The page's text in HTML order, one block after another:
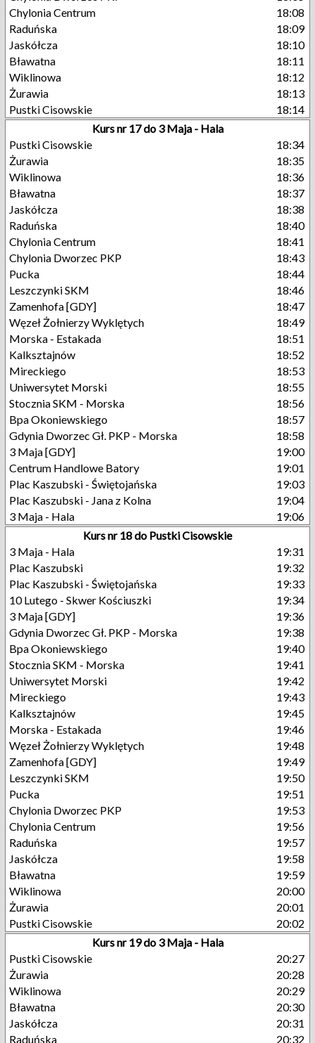
Chylonia Centrum
18:08
Raduńska
18:09
Jaskółcza
18:10
Bławatna
18:11
Wiklinowa
18:12
Żurawia
18:13
Pustki Cisowskie
18:14
Kurs nr 17 do 3 Maja - Hala
Pustki Cisowskie
18:34
Żurawia
18:35
Wiklinowa
18:36
Bławatna
18:37
Jaskółcza
18:38
Raduńska
18:40
Chylonia Centrum
18:41
Chylonia Dworzec PKP
18:43
Pucka
18:44
Leszczynki SKM
18:46
Zamenhofa [GDY]
18:47
Węzeł Żołnierzy Wyklętych
18:49
Morska - Estakada
18:51
Kalksztajnów
18:52
Mireckiego
18:53
Uniwersytet Morski
18:55
Stocznia SKM - Morska
18:56
Bpa Okoniewskiego
18:57
Gdynia Dworzec Gł. PKP - Morska
18:58
3 Maja [GDY]
19:00
Centrum Handlowe Batory
19:01
Plac Kaszubski - Świętojańska
19:03
Plac Kaszubski - Jana z Kolna
19:04
3 Maja - Hala
19:06
Kurs nr 18 do Pustki Cisowskie
3 Maja - Hala
19:31
Plac Kaszubski
19:32
Plac Kaszubski - Świętojańska
19:33
10 Lutego - Skwer Kościuszki
19:34
3 Maja [GDY]
19:36
Gdynia Dworzec Gł. PKP - Morska
19:38
Bpa Okoniewskiego
19:40
Stocznia SKM - Morska
19:41
Uniwersytet Morski
19:42
Mireckiego
19:43
Kalksztajnów
19:45
Morska - Estakada
19:46
Węzeł Żołnierzy Wyklętych
19:48
Zamenhofa [GDY]
19:49
Leszczynki SKM
19:50
Pucka
19:51
Chylonia Dworzec PKP
19:53
Chylonia Centrum
19:56
Raduńska
19:57
Jaskółcza
19:58
Bławatna
19:59
Wiklinowa
20:00
Żurawia
20:01
Pustki Cisowskie
20:02
Kurs nr 19 do 3 Maja - Hala
Pustki Cisowskie
20:27
Żurawia
20:28
Wiklinowa
20:29
Bławatna
20:30
Jaskółcza
20:31
Raduńska
20:32